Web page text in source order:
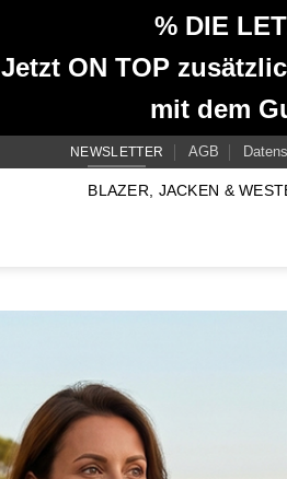
% DIE
Jetzt ON TOP
mit dem
NEWSLETTER AGB
BLAZER, JACKEN &